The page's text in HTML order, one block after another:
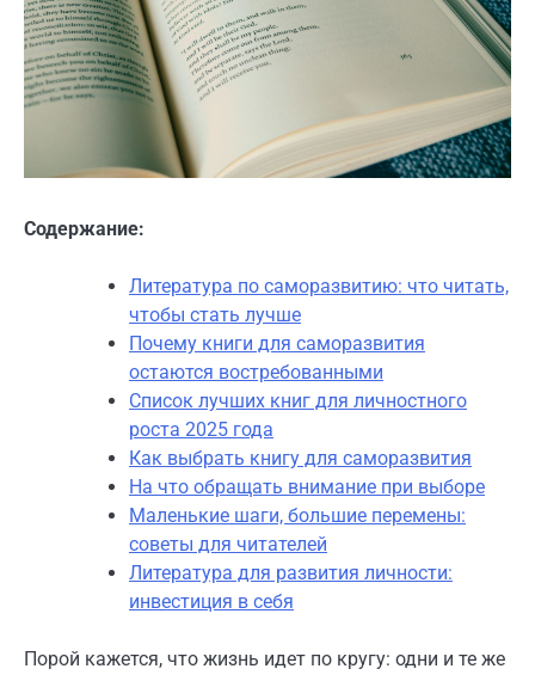
Содержание:
Литература по саморазвитию: что читать,
чтобы стать лучше
Почему книги для саморазвития
остаются востребованными
Список лучших книг для личностного
роста 2025 года
Как выбрать книгу для саморазвития
На что обращать внимание при выборе
Маленькие шаги, большие перемены:
советы для читателей
Литература для развития личности:
инвестиция в себя
Порой кажется, что жизнь идет по кругу: одни и те же